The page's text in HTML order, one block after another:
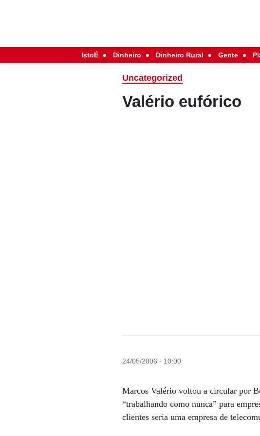
IstoÉ Dinheiro Dinheiro Rural Gente
Uncategorized
Valério eufórico
24/05/2006 - 10:00
Marcos Valério voltou a circular por
“trabalhando como nunca” para
clientes seria uma empresa de